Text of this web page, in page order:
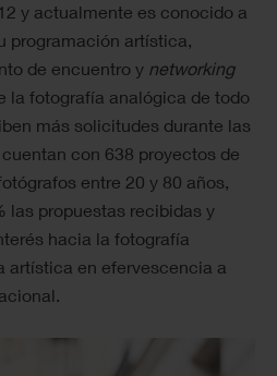
y actualmente es conocido a
programación artística,
de encuentro y networking
la fotografía analógica de todo
más solicitudes durante las
con 638 proyectos de
entre 20 y 80 años,
las propuestas recibidas y
hacia la fotografía
artística en efervescencia a